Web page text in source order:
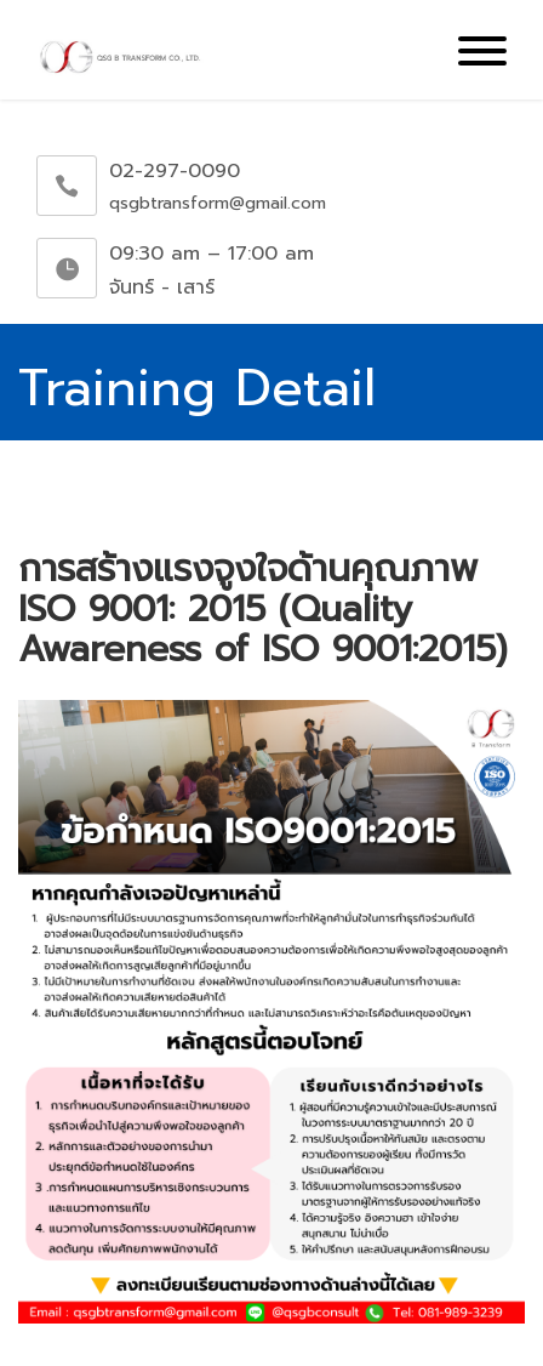
02-297-0090
qsgbtransform@gmail.com
09:30 am – 17:00 am
จันทร์ - เสาร์
Training Detail
การสร้างแรงจูงใจด้านคุณภาพ
ISO 9001: 2015 (Quality
Awareness of ISO 9001:2015)